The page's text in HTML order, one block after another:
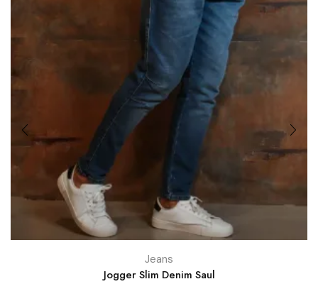
Jeans
Jogger Slim Denim Saul